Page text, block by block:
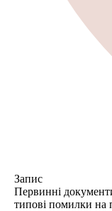
Запис
Первинні
типові помилки на